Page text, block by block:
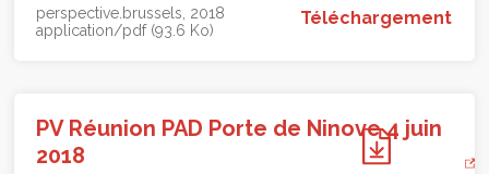
perspective.brussels 2018
application/pdf (93.6 Ko)
Téléchargement
PV Réunion PAD Porte de Ninove 4 juin
2018